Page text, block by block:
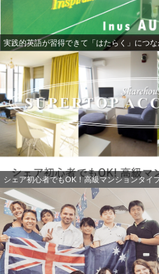
実践的英語が習得できて「はたらく」につな
シェア初心者でもOK！高級マンションタイ